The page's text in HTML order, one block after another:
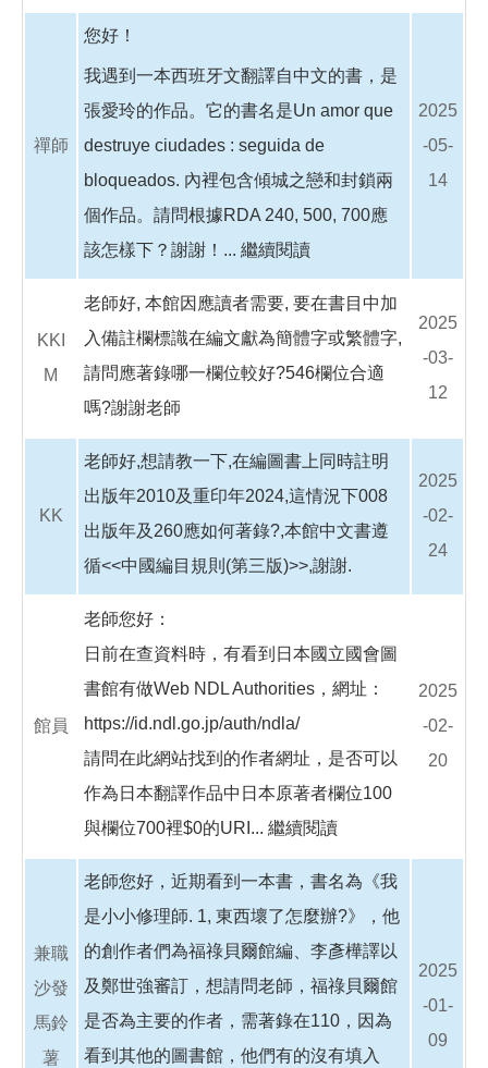
禪師
您好！
我遇到一本西班牙文翻譯自中文的書，是
張愛玲的作品。它的書名是Un amor que
destruye ciudades : seguida de
bloqueados. 內裡包含傾城之戀和封鎖兩
個作品。請問根據RDA 240, 500, 700應
該怎樣下？謝謝！... 繼續閱讀
2025
-05-
14
KKI
M
老師好, 本館因應讀者需要, 要在書目中加
入備註欄標識在編文獻為簡體字或繁體字,
請問應著錄哪一欄位較好?546欄位合適
嗎?謝謝老師
2025
-03-
12
KK
老師好,想請教一下,在編圖書上同時註明
出版年2010及重印年2024,這情況下008
出版年及260應如何著錄?,本館中文書遵
循<<中國編目規則(第三版)>>,謝謝.
2025
-02-
24
館員
老師您好：
日前在查資料時，有看到日本國立國會圖
書館有做Web NDL Authorities，網址：
https://id.ndl.go.jp/auth/ndla/
請問在此網站找到的作者網址，是否可以
作為日本翻譯作品中日本原著者欄位100
與欄位700裡$0的URI... 繼續閱讀
2025
-02-
20
兼職
沙發
馬鈴
薯
老師您好，近期看到一本書，書名為《我
是小小修理師. 1, 東西壞了怎麼辦?》，他
的創作者們為福祿貝爾館編、李彥樺譯以
及鄭世強審訂，想請問老師，福祿貝爾館
是否為主要的作者，需著錄在110，因為
看到其他的圖書館，他們有的沒有填入
2025
-01-
09